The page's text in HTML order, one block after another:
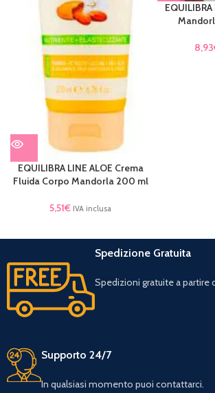
EQUILIBRA LINE ALOE Crema
Fluida Corpo Mandorla 200 ml
5,51€ IVA inclusa
8,93
Spedizione Gratuita
Spedizioni gratuite a partire
Supporto 24/7
In qualsiasi momento puoi contattarci.